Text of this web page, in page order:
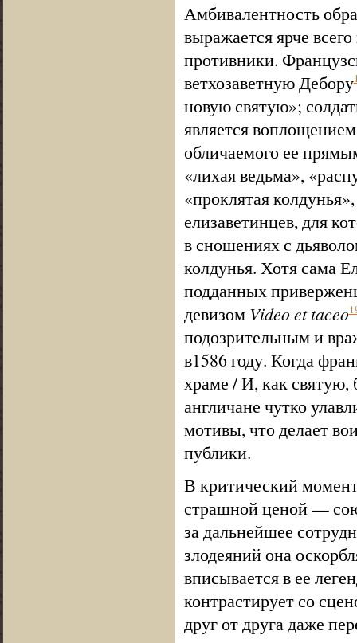
Амбивалентность
выражается ярче
противники.
ветхозаветную Дебору
новую святую»;
является
обличаемого ее
«лихая ведьма»,
«проклятая
елизаветинцев, для
в сношениях с
колдунья. Хотя сама
подданных
девизом Video et taceo
подозрительным и
в1586 году. Когда
храме / И, как святую,
англичане чутко
мотивы, что делает
публики.
В критический
страшной ценой —
за дальнейшее
злодеяний она
вписывается в ее
контрастирует со
друг от друга даже